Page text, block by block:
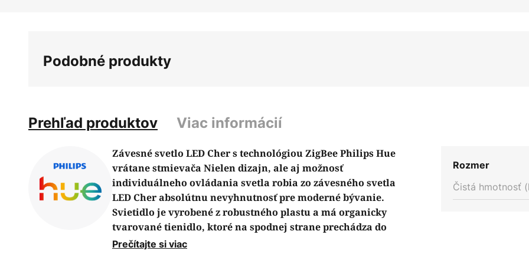
obrázkov
Podobné produkty
Prehľad produktov Viac informácií
Závesné svetlo LED Cher s technológiou ZigBee Philips Hue
vrátane stmievača Nielen dizajn, ale aj možnosť
individuálneho ovládania svetla robia zo závesného svetla
LED Cher absolútnu nevyhnutnosť pre moderné bývanie.
Svietidlo je vyrobené z robustného plastu a má organicky
tvarované tienidlo, ktoré na spodnej strane prechádza do
satinovaného difúzneho tienidla. Difúzor zabezpečuje nielen
Prečítajte si viac
Rozmer
Čistá hmotnosť